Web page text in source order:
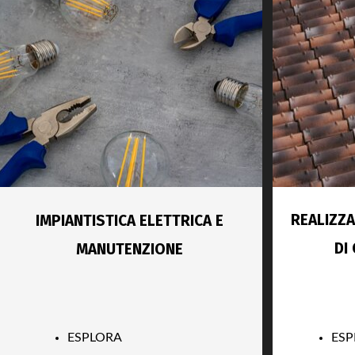
DI
IMPIANTISTICA ELETTRICA E
MANUTENZIONE
ESPLORA